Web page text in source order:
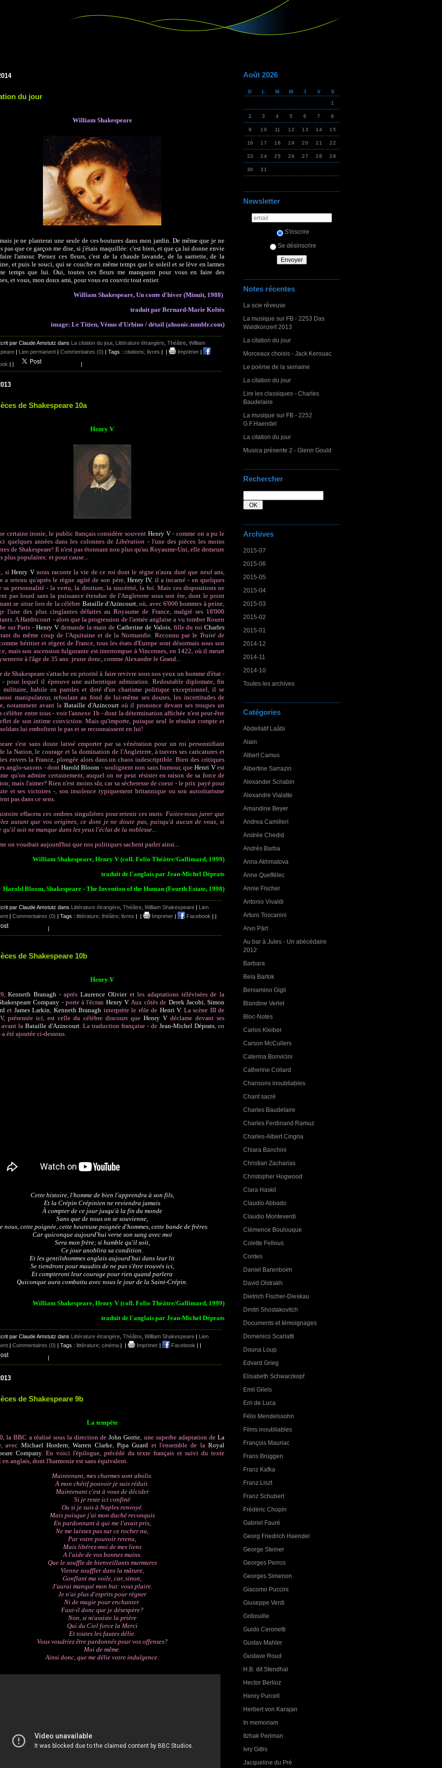
Août 2026
D L M M J V S
1
2 3 4 5 6 7 8
9 10 11 12 13 14 15
16 17 18 19 20 21 22
23 24 25 26 27 28 29
30 31
Newsletter
S'inscrire
Se désinscrire
Notes récentes
La scie rêveuse
La musique sur FB - 2253 Das
Waldkonzert 2013
La citation du jour
Morceaux choisis - Jack Kerouac
Le poème de la semaine
La citation du jour
Lire les classiques - Charles
Baudelaire
La musique sur FB - 2252
G.F.Haendel
La citation du jour
Musica présente 2 - Glenn Gould
Rechercher
Archives
2015-07
2015-06
2015-05
2015-04
2015-03
2015-02
2015-01
2014-12
2014-11
2014-10
Toutes les archives
Catégories
Abdellatif Laâbi
Alain
Albert Camus
Albertine Sarrazin
Alexander Scriabin
Alexandre Vialatte
Amandine Beyer
Andrea Camilleri
Andrée Chedid
Andrés Barba
Anna Akhmatova
Anne Queffélec
Annie Fischer
Antonio Vivaldi
Arturo Toscanini
Arvo Pärt
Au bar à Jules - Un abécédaire
2012
Barbara
Bela Bartok
Beniamino Gigli
Blandine Verlet
Bloc-Notes
Carlos Kleiber
Carson McCullers
Caterina Bonvicini
Catherine Collard
Chansons inoubliables
Chant sacré
Charles Baudelaire
Charles Ferdinand Ramuz
Charles-Albert Cingria
Chiara Banchini
Christian Zacharias
Christopher Hogwood
Clara Haskil
Claudio Abbado
Claudio Monteverdi
Clémence Boulouque
Colette Fellous
Contes
Daniel Barenboim
David Oïstrakh
Dietrich Fischer-Dieskau
Dmitri Shostakovitch
Documents et témoignages
Domenico Scarlatti
Douna Loup
Edvard Grieg
Elisabeth Schwarzkopf
Emil Gilels
Erri de Luca
Félix Mendelssohn
Films inoubliables
François Mauriac
Frans Brüggen
Franz Kafka
Franz Liszt
Franz Schubert
Frédéric Chopin
Gabriel Fauré
Georg Friedrich Haendel
George Steiner
Georges Perros
Georges Simenon
Giacomo Puccini
Giuseppe Verdi
Gribouille
Guido Ceronetti
Gustav Mahler
Gustave Roud
H.B. dit Stendhal
Hector Berlioz
Henry Purcell
Herbert von Karajan
In memoriam
Itzhak Perlman
Ivry Gitlis
Jacqueline du Pré
du jour
William Shakespeare
je ne planterai une seule de ces boutures dans mon jardin. De même que je ne
pas que ce garçon me dise, si j'étais maquillée: c'est bien, et que ça lui donne envie
l'amour. Prenez ces fleurs, c'est de la chaude lavande, de la sarriette, de la
et puis le souci, qui se couche en même temps que le soleil et se lève en larmes
temps que lui. Oui, toutes ces fleurs me manquent pour vous en faire des
et vous, mon doux ami, pour vous en couvrir tout entier.
William Shakespeare, Un conte d'hiver (Minuit, 1988)
traduit par Bernard-Marie Koltès
image: Le Titien, Vénus d'Urbino / détail (ahsonic.tumblr.com)
par Claude Amstutz dans La citation du jour, Littérature étrangère Théâtre William
| Lien permanent | Commentaires (0) | Tags : citations; livres | | Imprimer |
| | |
de Shakespeare 10a
Henry V
certaine ironie, le public français considère souvent Henry V- comme on a pu le
quelques années dans les colonnes deLibération - l'une des pièces les moins
de Shakespeare! Il n'est pas étonnant non plus qu'au Royaume-Uni, elle demeure
plus populaires: et pour cause...
siHenry Vnous raconte la vie de ce roi dont le règne n'aura duré que neuf ans,
a retenu qu'après le règne agité de son père, Henry IV, il a incarné - en quelques
sa personnalité - la vertu, la droiture, la sincérité, la foi. Mais ces dispositions ne
pas lourd sans la puissance étendue de l'Angleterre sous son ère, dont le point
se situe lors de la célèbre Bataille d'Azincourt, où, avec 6'000 hommes à peine,
l'une des plus cinglantes défaites au Royaume de France, malgré ses 18'000
A Hardricourt - alors que la progression de l'armée anglaise a vu tomber Rouen
sur Paris -Henry Vdemande la main deCatherine de Valois, fille du roiCharles
du même coup de l'Aquitaine et de la Normandie. Reconnu par le Traité de
héritier et régent de France, tous les états d'Europe sont désormais sous son
mais son ascension fulgurante est interrompue à Vincennes, en 1422, où il meurt
à l'âge de 35 ans: jeune donc, comme Alexandre le Grand...
de Shakespeare s'attache en priorité à faire revivre sous nos yeux un homme d'état -
pour lequel il éprouve une authentique admiration. Redoutable diplomate, fin
militaire, habile en paroles et doté d'un charisme politique exceptionnel, il se
manipulateur, refoulant au fond de lui-même ses doutes, les incertitudes de
notamment avant la Bataille d'Azincourtoù il prononce devant ses troupes un
célèbre entre tous - voir l'annexe 1b - dont la détermination affichée n'est peut-être
de son intime conviction. Mais qu'importe, puisque seul le résultat compte et
lui emboîtent le pas et se reconnaissent en lui!
s'est sans doute laissé emporter par sa vénération pour un roi personnifiant
la Nation, le courage et la domination de l'Angleterre, à travers ses caricatures et
envers la France, plongée alors dans un chaos indescriptible. Bien des critiques
anglo-saxons - dontHarold Bloom - soulignent non sans humour, queHenri Vest
qu'on admire certainement, auquel on ne peut résister en raison de sa force de
mais l'aimer? Rien n'est moins sûr, car sa sécheresse de coeur - le prix payé pour
et ses victoires -, son insolence typiquement britannique ou son autoritarisme
pas dans ce sens.
effacera ces ombres singulières pour retenir ces mots:Faites-nous jurer que
autant que vos origines, ce dont je ne doute pas, puisqu'à aucun de vous, si
qu'il soit ne manque dans les yeux l'éclat de la noblesse...
on voudrait aujourd'hui que nos politiques sachent parler ainsi...
William Shakespeare, Henry V (coll. Folio Théâtre/Gallimard, 1999)
traduit de l'anglais par Jean-Michel Déprats
Harold Bloom, Shakespeare - The Invention of the Human (Fourth Estate, 1998)
par Claude Amstutz dans Littérature étrangère Théâtre William Shakespeare
Lien
Commentaires (0) | Tags : littérature; théâtre; livres Imprimer Facebook
de Shakespeare 10b
Henry V
Kenneth Branagh - aprèsLaurence Olivieret les adaptations télévisées de la
Company - porte à l'écran Henry V. Aux côtés de Derek Jacobi,Simon
et James Larkin, Kenneth Branagh interprète le rôle de Henri V. La scène III de
présentée ici, est celle du célèbre discours que Henry V déclame devant ses
avant la Bataille d'Azincourt. La traduction française - de Jean-Michel Déprats, en
été ajoutée ci-dessous.
Cette histoire, l'homme de bien l'apprendra à son fils,
Et la Crépin Crépinien ne reviendra jamais
À compter de ce jour jusqu'à la fin du monde
Sans que de nous on se souvienne,
nous, cette poignée, cette heureuse poignée d'hommes, cette bande de frères.
Car quiconque aujourd'hui verse son sang avec moi
Sera mon frère; si humble qu'il soit,
Ce jour anoblira sa condition.
Et les gentilshommes anglais aujourd'hui dans leur lit
Se tiendront pour maudits de ne pas s'être trouvés ici,
Et compteront leur courage pour rien quand parlera
Quiconque aura combattu avec nous le jour de la Saint-Crépin.
William Shakespeare, Henry V (coll. Folio Théâtre/Gallimard, 1999)
traduit de l'anglais par Jean-Michel Déprats
par Claude Amstutz dans Littérature étrangère Théâtre William Shakespeare
Lien
Commentaires (0) | Tags : littérature; cinéma Imprimer Facebook
de Shakespeare 9b
La tempête
la BBC a réalisé sous la direction deJohn Gorrie, une superbe adaptation de La
, avec Michael Hordern,Warren Clarke,Pipa Guard et l'ensemble de laRoyal
Company. En voici l'épilogue, précédé du texte français et suivi du texte
anglais, dont l'harmonie est sans équivalent.
Maintenant, mes charmes sont abolis.
A mon chétif pouvoir je suis réduit.
Maintenant c'est à vous de décider
Si je reste ici confiné
Ou si je suis à Naples renvoyé.
Mais puisque j'ai mon duché reconquis
En pardonnant à qui me l'avait pris,
Ne me laissez pas sur ce rocher nu,
Par votre pouvoir retenu,
Mais libérez-moi de mes liens
A l'aide de vos bonnes mains.
Que le souffle de bienveillants murmures
Vienne souffler dans la mâture,
Gonflant ma voile, car, sinon,
J'aurai manqué mon but: vous plaire.
Je n'ai plus d'esprits pour règner
Ni de magie pour enchanter.
Faut-il donc que je désespère?
Non, si m'assiste la prière
Qui du Ciel force la Merci
Et toutes les fautes délie.
Vous voudriez être pardonnés pour vos offenses?
Moi de même.
Ainsi donc, que me délie votre indulgence.